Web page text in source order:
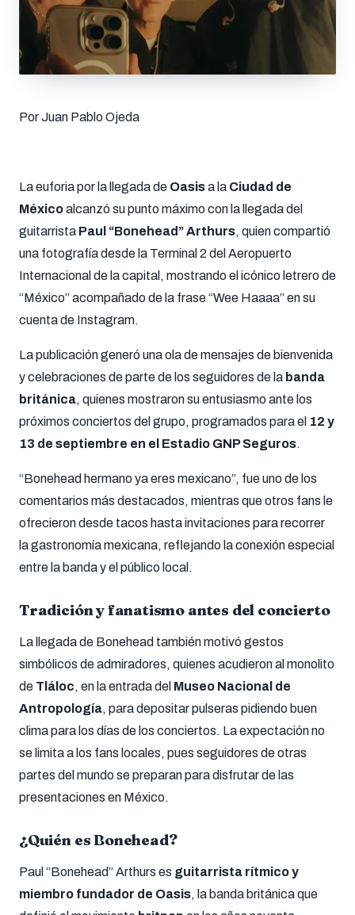
Por Juan Pablo Ojeda
La euforia por la llegada de Oasisa la Ciudad de
Méxicoalcanzó su punto máximo con la llegada del
guitarrista Paul “Bonehead” Arthurs, quien compartió
una fotografía desde la Terminal 2 del Aeropuerto
Internacional de la capital, mostrando el icónico letrero de
“México” acompañado de la frase “Wee Haaaa” en su
cuenta de Instagram.
La publicación generó una ola de mensajes de bienvenida
y celebraciones de parte de los seguidores de la banda
británica, quienes mostraron su entusiasmo ante los
próximos conciertos del grupo, programados para el 12 y
13 de septiembre en el Estadio GNP Seguros.
“Bonehead hermano ya eres mexicano”, fue uno de los
comentarios más destacados, mientras que otros fans le
ofrecieron desde tacos hasta invitaciones para recorrer
la gastronomía mexicana, reflejando la conexión especial
entre la banda y el público local.
Tradición y fanatismo antes del concierto
La llegada de Bonehead también motivó gestos
simbólicos de admiradores, quienes acudieron al monolito
de Tláloc, en la entrada del Museo Nacional de
Antropología, para depositar pulseras pidiendo buen
clima para los días de los conciertos. La expectación no
se limita a los fans locales, pues seguidores de otras
partes del mundo se preparan para disfrutar de las
presentaciones en México.
¿Quién es Bonehead?
Paul “Bonehead” Arthurs es guitarrista rítmico y
miembro fundador de Oasis, la banda británica que